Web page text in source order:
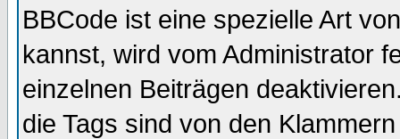
BBCode ist eine spezielle Art
kannst, wird vom Administrator
einzelnen Beiträgen
die Tags sind von den